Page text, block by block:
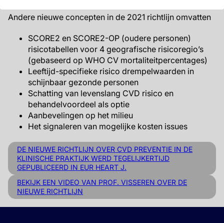
Andere nieuwe concepten in de 2021 richtlijn omvatten
SCORE2 en SCORE2-OP (oudere personen)
risicotabellen voor 4 geografische risicoregio’s
(gebaseerd op WHO CV mortaliteitpercentages)
Leeftijd-specifieke risico drempelwaarden in
schijnbaar gezonde personen
Schatting van levenslang CVD risico en
behandelvoordeel als optie
Aanbevelingen op het milieu
Het signaleren van mogelijke kosten issues
DE NIEUWE RICHTLIJN OVER CVD PREVENTIE IN DE
KLINISCHE PRAKTIJK WERD TEGELIJKERTIJD
GEPUBLICEERD IN EUR HEART J.
BEKIJK EEN VIDEO VAN PROF. VISSEREN OVER DE
NIEUWE RICHTLIJN